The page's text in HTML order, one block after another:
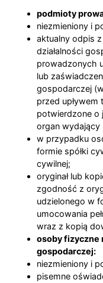
podmioty
niezmieniony i
aktualny odpis
działalności
prowadzonych
lub
gospodarczej
przed upływem
potwierdzone o
organ wydający
w przypadku
formie spółki
cywilnej;
oryginał lub
zgodność z
udzielonego w
umocowania
wraz z kopią
osoby fizyczne
gospodarczej:
niezmieniony i
pisemne